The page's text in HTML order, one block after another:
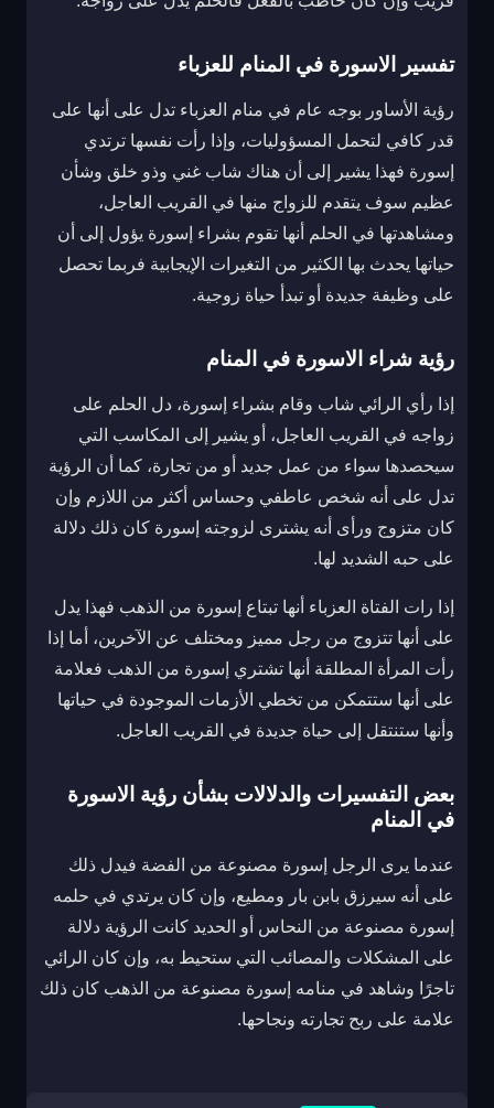
تفسير الاسورة في المنام للعزباء
رؤية الأساور بوجه عام في منام العزباء تدل على أنها على
قدر كافي لتحمل المسؤوليات، وإذا رأت نفسها ترتدي
إسورة فهذا يشير إلى أن هناك شاب غني وذو خلق وشأن
عظيم سوف يتقدم للزواج منها في القريب العاجل،
ومشاهدتها في الحلم أنها تقوم بشراء إسورة يؤول إلى أن
حياتها يحدث بها الكثير من التغيرات الإيجابية فربما تحصل
على وظيفة جديدة أو تبدأ حياة زوجية.
رؤية شراء الاسورة في المنام
إذا رأي الرائي شاب وقام بشراء إسورة، دل الحلم على
زواجه في القريب العاجل، أو يشير إلى المكاسب التي
سيحصدها سواء من عمل جديد أو من تجارة، كما أن الرؤية
تدل على أنه شخص عاطفي وحساس أكثر من اللازم وإن
كان متزوج ورأى أنه يشترى لزوجته إسورة كان ذلك دلالة
على حبه الشديد لها.
إذا رات الفتاة العزباء أنها تبتاع إسورة من الذهب فهذا يدل
على أنها تتزوج من رجل مميز ومختلف عن الآخرين، أما إذا
رأت المرأة المطلقة أنها تشتري إسورة من الذهب فعلامة
على أنها ستتمكن من تخطي الأزمات الموجودة في حياتها
وأنها ستنتقل إلى حياة جديدة في القريب العاجل.
بعض التفسيرات والدلالات بشأن رؤية الاسورة
في المنام
عندما يرى الرجل إسورة مصنوعة من الفضة فيدل ذلك
على أنه سيرزق بابن بار ومطيع، وإن كان يرتدي في حلمه
إسورة مصنوعة من النحاس أو الحديد كانت الرؤية دلالة
على المشكلات والمصائب التي ستحيط به، وإن كان الرائي
تاجرًا وشاهد في منامه إسورة مصنوعة من الذهب كان ذلك
علامة على ربح تجارته ونجاحها.